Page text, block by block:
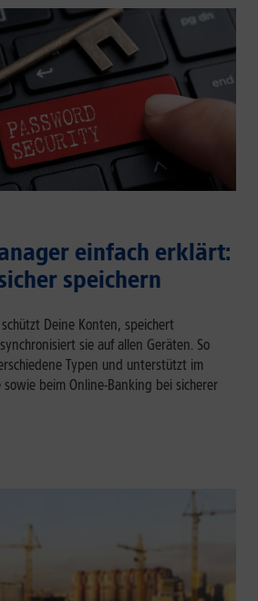
einfach erklärt:
speichern
Deine Konten, speichert
sie auf allen Geräten. So
Typen und unterstützt im
beim Online-Banking bei sicherer